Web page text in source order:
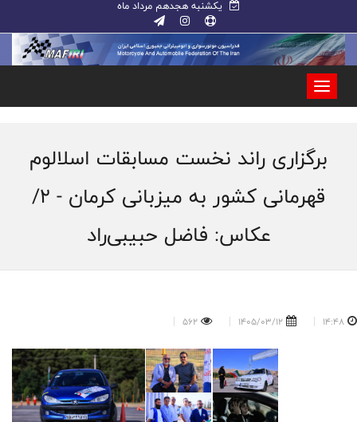
یکشنبه هجدهم مرداد ماه
برگزاری راند نخست مسابقات اسلالوم
قهرمانی کشور به میزبانی کرمان - 2/
عکاس: فاضل حبیبی‌راد
14:48
1405/03/12
562